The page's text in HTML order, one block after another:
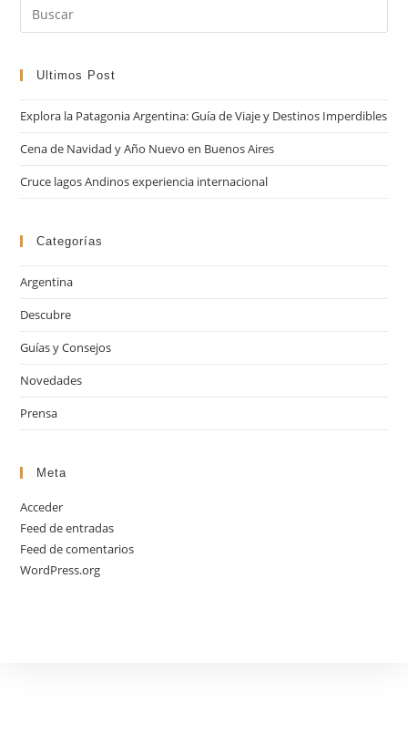
Ultimos Post
Explora la Patagonia Argentina: Guía de Viaje y Destinos Imperdibles
Cena de Navidad y Año Nuevo en Buenos Aires
Cruce lagos Andinos experiencia internacional
Categorías
Argentina
Descubre
Guías y Consejos
Novedades
Prensa
Meta
Acceder
Feed de entradas
Feed de comentarios
WordPress.org